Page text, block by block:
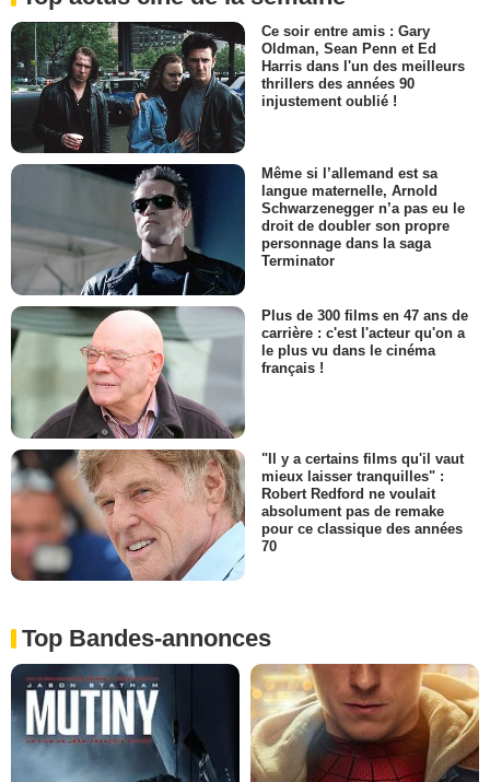
Ce soir entre amis : Gary
Oldman, Sean Penn et Ed
Harris dans l'un des meilleurs
thrillers des années 90
injustement oublié !
Même si l’allemand est sa
langue maternelle, Arnold
Schwarzenegger n’a pas eu le
droit de doubler son propre
personnage dans la saga
Terminator
Plus de 300 films en 47 ans de
carrière : c'est l'acteur qu'on a
le plus vu dans le cinéma
français !
"Il y a certains films qu'il vaut
mieux laisser tranquilles" :
Robert Redford ne voulait
absolument pas de remake
pour ce classique des années
70
Top Bandes-annonces